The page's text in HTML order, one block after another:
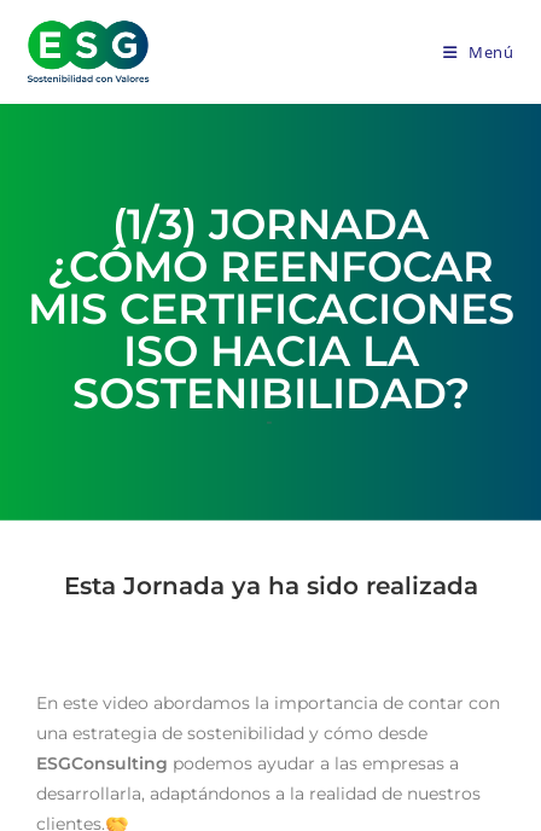
Menú
(1/3) JORNADA
¿CÓMO REENFOCAR
MIS CERTIFICACIONES
ISO HACIA LA
SOSTENIBILIDAD?
-
Esta Jornada ya ha sido realizada
En este video abordamos la importancia de contar con
una estrategia de sostenibilidad y cómo desde
ESGConsulting podemos ayudar a las empresas a
desarrollarla, adaptándonos a la realidad de nuestros
clientes.